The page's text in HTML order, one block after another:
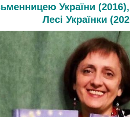
України (2016),
Лесі Українки